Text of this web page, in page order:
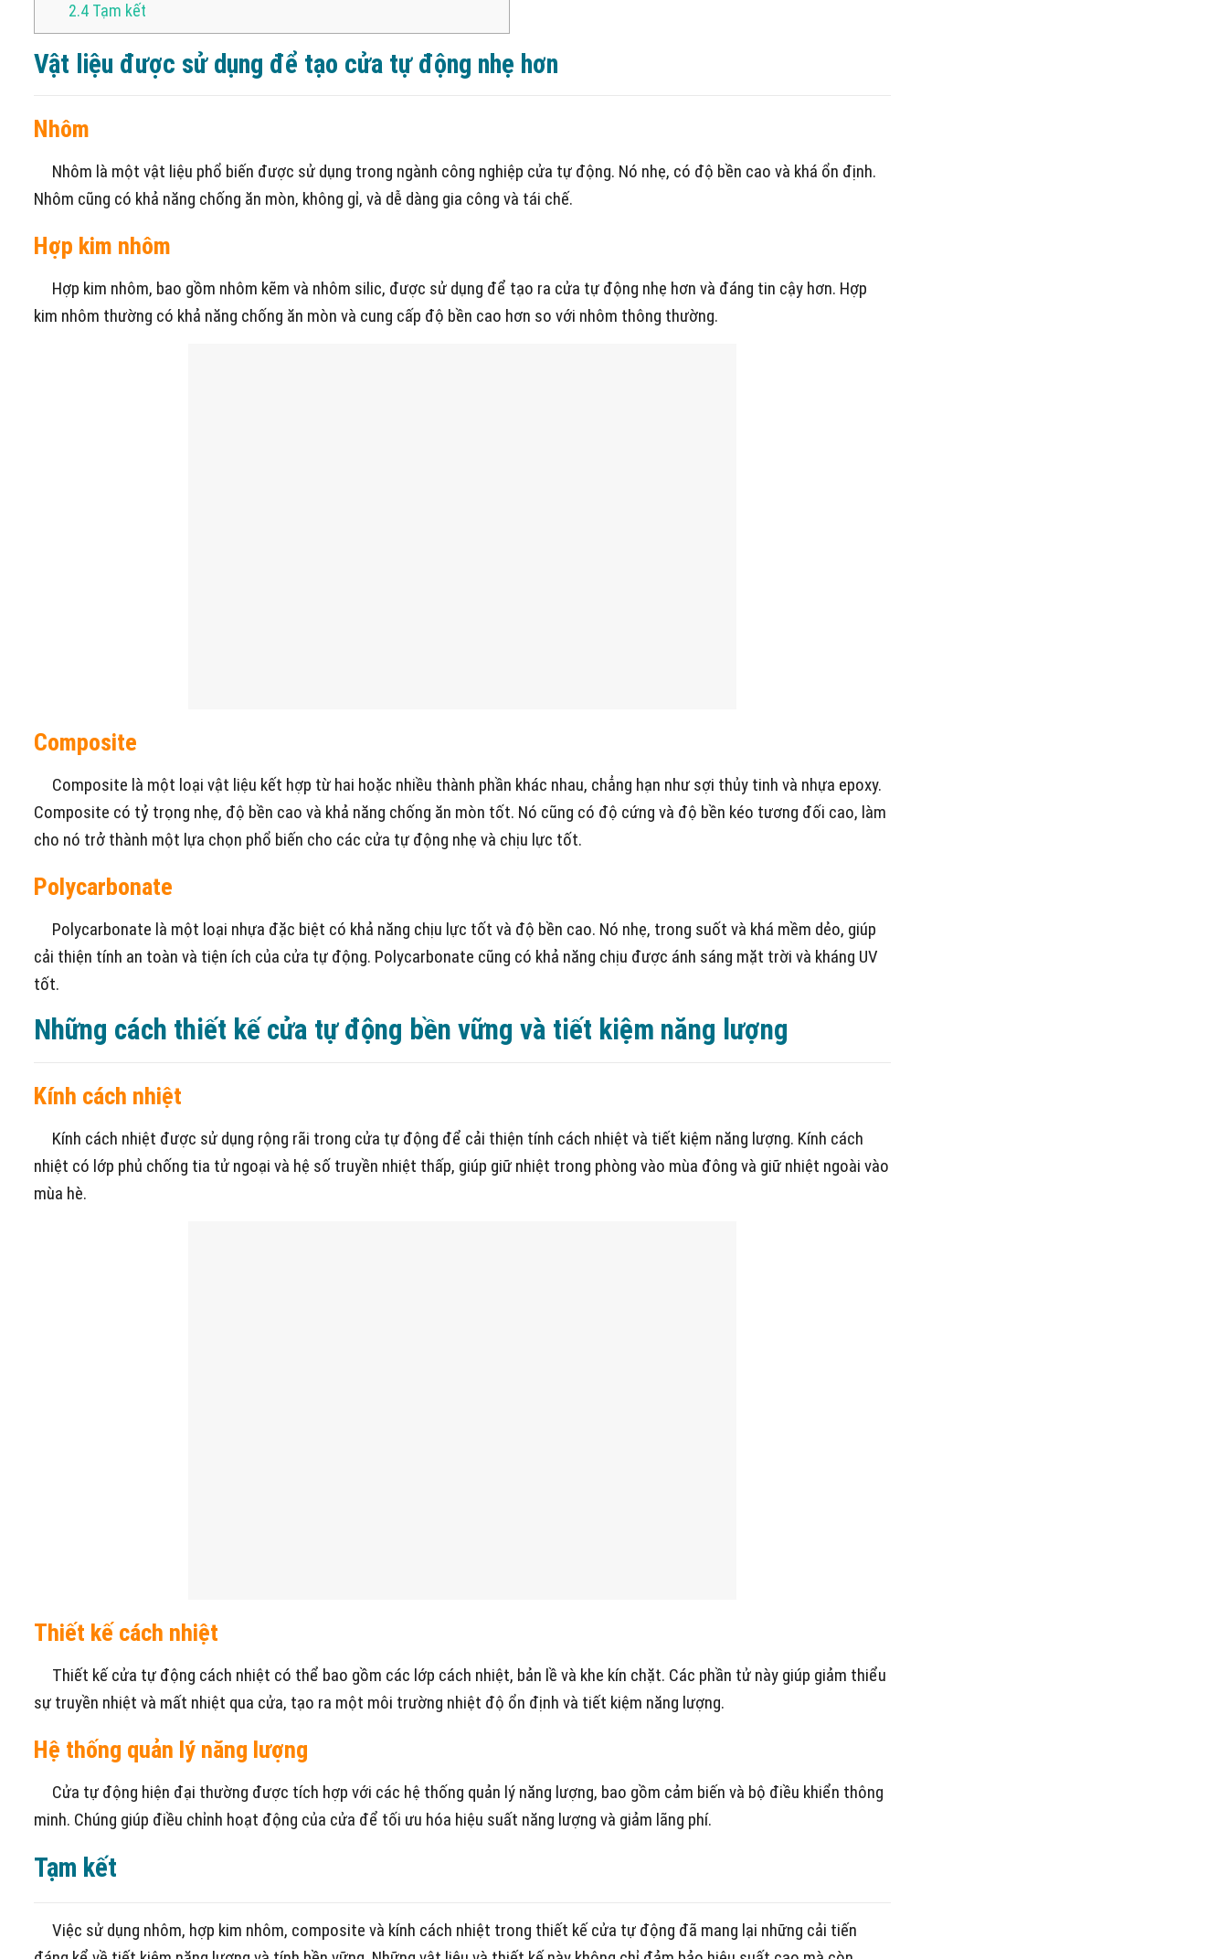
2.4 Tạm kết
Vật liệu được sử dụng để tạo cửa tự động nhẹ hơn
Nhôm
Nhôm là một vật liệu phổ biến được sử dụng trong ngành công nghiệp cửa tự động. Nó nhẹ, có độ bền cao và khá ổn định.
Nhôm cũng có khả năng chống ăn mòn, không gỉ, và dễ dàng gia công và tái chế.
Hợp kim nhôm
Hợp kim nhôm, bao gồm nhôm kẽm và nhôm silic, được sử dụng để tạo ra cửa tự động nhẹ hơn và đáng tin cậy hơn. Hợp
kim nhôm thường có khả năng chống ăn mòn và cung cấp độ bền cao hơn so với nhôm thông thường.
Composite
Composite là một loại vật liệu kết hợp từ hai hoặc nhiều thành phần khác nhau, chẳng hạn như sợi thủy tinh và nhựa epoxy.
Composite có tỷ trọng nhẹ, độ bền cao và khả năng chống ăn mòn tốt. Nó cũng có độ cứng và độ bền kéo tương đối cao, làm
cho nó trở thành một lựa chọn phổ biến cho các cửa tự động nhẹ và chịu lực tốt.
Polycarbonate
Polycarbonate là một loại nhựa đặc biệt có khả năng chịu lực tốt và độ bền cao. Nó nhẹ, trong suốt và khá mềm dẻo, giúp
cải thiện tính an toàn và tiện ích của cửa tự động. Polycarbonate cũng có khả năng chịu được ánh sáng mặt trời và kháng UV
tốt.
Những cách thiết kế cửa tự động bền vững và tiết kiệm năng lượng
Kính cách nhiệt
Kính cách nhiệt được sử dụng rộng rãi trong cửa tự động để cải thiện tính cách nhiệt và tiết kiệm năng lượng. Kính cách
nhiệt có lớp phủ chống tia tử ngoại và hệ số truyền nhiệt thấp, giúp giữ nhiệt trong phòng vào mùa đông và giữ nhiệt ngoài vào
mùa hè.
Thiết kế cách nhiệt
Thiết kế cửa tự động cách nhiệt có thể bao gồm các lớp cách nhiệt, bản lề và khe kín chặt. Các phần tử này giúp giảm thiểu
sự truyền nhiệt và mất nhiệt qua cửa, tạo ra một môi trường nhiệt độ ổn định và tiết kiệm năng lượng.
Hệ thống quản lý năng lượng
Cửa tự động hiện đại thường được tích hợp với các hệ thống quản lý năng lượng, bao gồm cảm biến và bộ điều khiển thông
minh. Chúng giúp điều chỉnh hoạt động của cửa để tối ưu hóa hiệu suất năng lượng và giảm lãng phí.
Tạm kết
Việc sử dụng nhôm, hợp kim nhôm, composite và kính cách nhiệt trong thiết kế cửa tự động đã mang lại những cải tiến